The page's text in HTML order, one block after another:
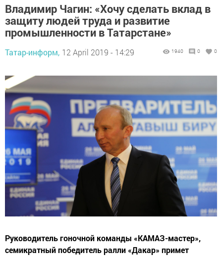
Владимир Чагин: «Хочу сделать вклад в
защиту людей труда и развитие
промышленности в Татарстане»
Татар-информ, 12 April 2019 - 14:29 1940 0 0
Руководитель гоночной команды «КАМАЗ-мастер»,
семикратный победитель ралли «Дакар» примет